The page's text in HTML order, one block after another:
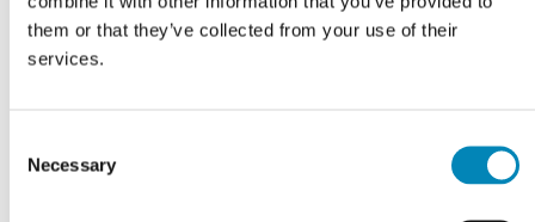
them or that they’ve collected from your use of their
services.
Selection
Necessary